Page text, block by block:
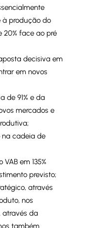
produção do
20% face ao pré
decisiva em
em novos
de 91% e da
mercados e
na cadeia de
em 135%
previsto;
através
nos
através da
também